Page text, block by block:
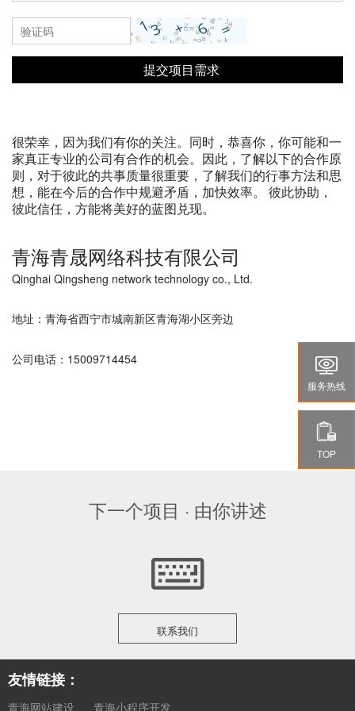
很荣幸，因为我们有你的关注。同时，恭喜你，你可能和一
家真正专业的公司有合作的机会。因此，了解以下的合作原
则，对于彼此的共事质量很重要，了解我们的行事方法和思
想，能在今后的合作中规避矛盾，加快效率。 彼此协助，
彼此信任，方能将美好的蓝图兑现。
青海青晟网络科技有限公司
Qinghai Qingsheng network technology co., Ltd.
地址：青海省西宁市城南新区青海湖小区旁边
公司电话：15009714454
下一个项目 · 由你讲述
联系我们
友情链接：
青海网站建设 青海小程序开发

服务热线

TOP